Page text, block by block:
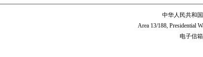
中华人民共和
Area 13/188, Presidential
电子信箱